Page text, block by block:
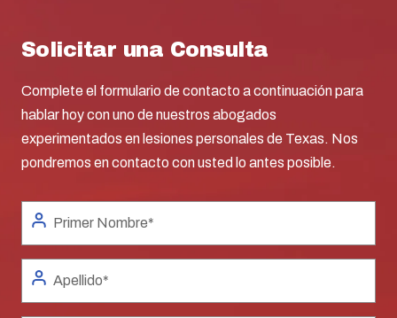
Solicitar una Consulta
Complete el formulario de contacto a continuación para
hablar hoy con uno de nuestros abogados
experimentados en lesiones personales de Texas. Nos
pondremos en contacto con usted lo antes posible.